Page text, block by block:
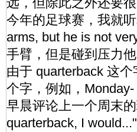
今年的足球赛，我就
arms, but he is not
手臂，但是碰到压力
由于 quarterback 这
个字，例如，
早晨评论上一个周末
quarterback, I